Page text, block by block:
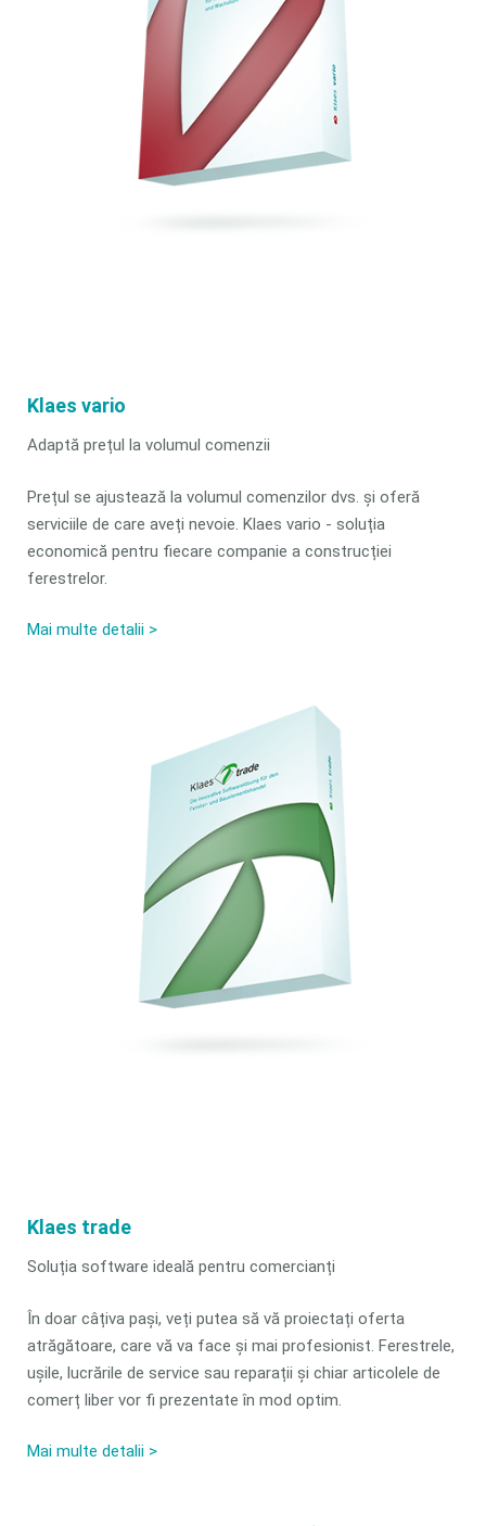
Klaes vario
Adaptă prețul la volumul comenzii
Prețul se ajustează la volumul comenzilor dvs. și oferă
serviciile de care aveți nevoie. Klaes vario - soluția
economică pentru fiecare companie a construcției
ferestrelor.
Mai multe detalii >
Klaes trade
Soluția software ideală pentru comercianți
În doar câțiva pași, veți putea să vă proiectați oferta
atrăgătoare, care vă va face și mai profesionist. Ferestrele,
ușile, lucrările de service sau reparații și chiar articolele de
comerț liber vor fi prezentate în mod optim.
Mai multe detalii >